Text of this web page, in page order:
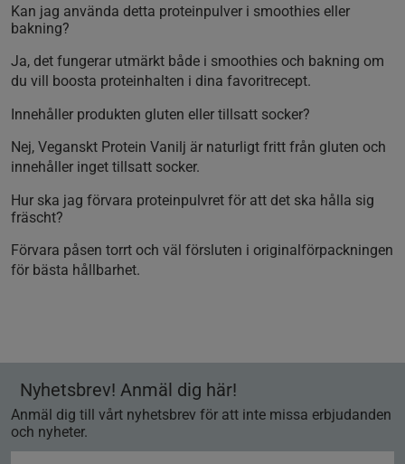
Kan jag använda detta proteinpulver i smoothies eller
bakning?
Ja, det fungerar utmärkt både i smoothies och bakning om
du vill boosta proteinhalten i dina favoritrecept.
Innehåller produkten gluten eller tillsatt socker?
Nej, Veganskt Protein Vanilj är naturligt fritt från gluten och
innehåller inget tillsatt socker.
Hur ska jag förvara proteinpulvret för att det ska hålla sig
fräscht?
Förvara påsen torrt och väl försluten i originalförpackningen
för bästa hållbarhet.
Nyhetsbrev! Anmäl dig här!
Anmäl dig till vårt nyhetsbrev för att inte missa erbjudanden
och nyheter.